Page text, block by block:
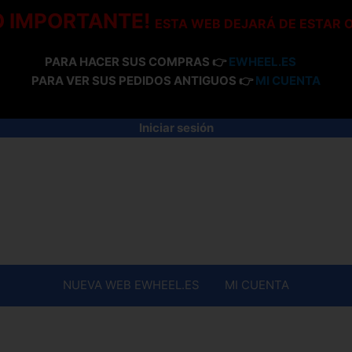
IMPORTANTE! ESTA WEB DEJARÁ DE ESTAR
PARA HACER SUS COMPRAS 👉 EWHEEL.ES
PARA VER SUS PEDIDOS ANTIGUOS 👉 MI CUENTA
Iniciar sesión
NUEVA WEB EWHEEL.ES MI CUENTA